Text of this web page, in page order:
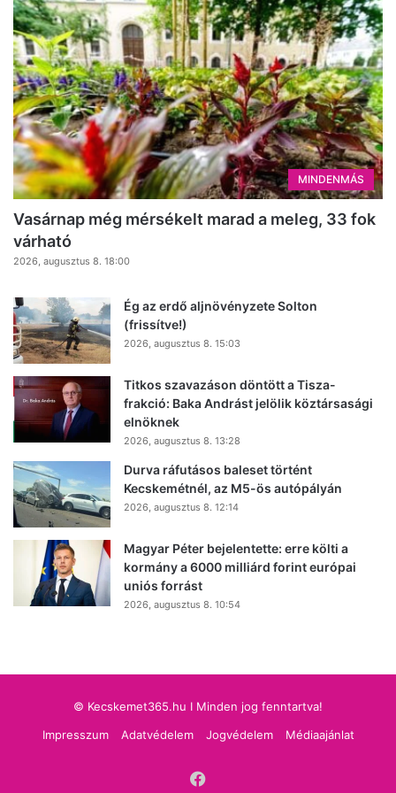
MINDENMÁS
Vasárnap még mérsékelt marad a meleg, 33 fok
várható
2026, augusztus 8. 18:00
Ég az erdő aljnövényzete Solton
(frissítve!)
2026, augusztus 8. 15:03
Titkos szavazáson döntött a Tisza-
frakció: Baka Andrást jelölik köztársasági
elnöknek
2026, augusztus 8. 13:28
Durva ráfutásos baleset történt
Kecskemétnél, az M5-ös autópályán
2026, augusztus 8. 12:14
Magyar Péter bejelentette: erre költi a
kormány a 6000 milliárd forint európai
uniós forrást
2026, augusztus 8. 10:54
© Kecskemet365.hu I Minden jog fenntartva!
Impresszum
Adatvédelem Jogvédelem Médiaajánlat
Facebook